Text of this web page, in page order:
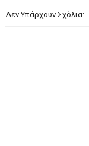
Δεν Υπάρχουν Σχόλια: